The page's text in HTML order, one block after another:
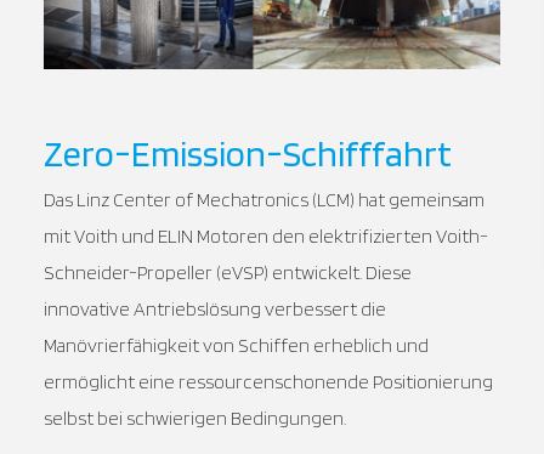
Zero-Emission-Schifffahrt
Das Linz Center of Mechatronics (LCM) hat gemeinsam
mit Voith und ELIN Motoren den elektrifizierten Voith-
Schneider-Propeller (eVSP) entwickelt. Diese
innovative Antriebslösung verbessert die
Manövrierfähigkeit von Schiffen erheblich und
ermöglicht eine ressourcenschonende Positionierung
selbst bei schwierigen Bedingungen.